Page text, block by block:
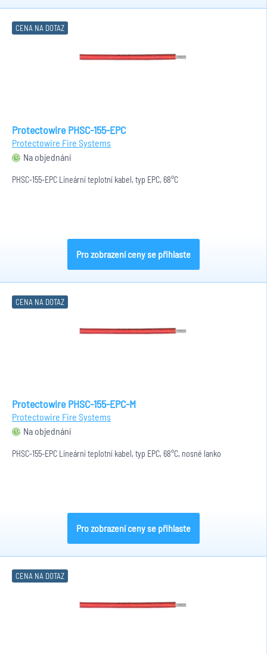
CENA NA DOTAZ
Protectowire PHSC-155-EPC
Protectowire Fire Systems
Na objednání
PHSC-155-EPC Lineární teplotní kabel, typ EPC, 68°C
Pro zobrazení ceny se přihlaste
CENA NA DOTAZ
Protectowire PHSC-155-EPC-M
Protectowire Fire Systems
Na objednání
PHSC-155-EPC Lineární teplotní kabel, typ EPC, 68°C, nosné lanko
Pro zobrazení ceny se přihlaste
CENA NA DOTAZ